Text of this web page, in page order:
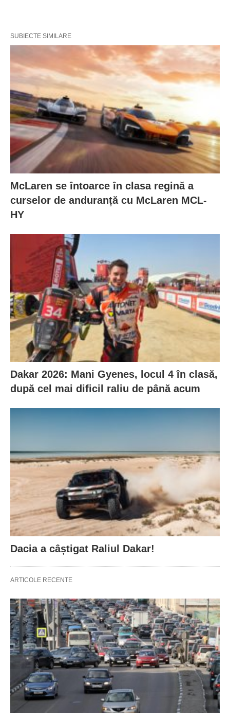
SUBIECTE SIMILARE
McLaren se întoarce în clasa regină a
curselor de anduranță cu McLaren MCL-
HY
Dakar 2026: Mani Gyenes, locul 4 în clasă,
după cel mai dificil raliu de până acum
Dacia a câștigat Raliul Dakar!
ARTICOLE RECENTE